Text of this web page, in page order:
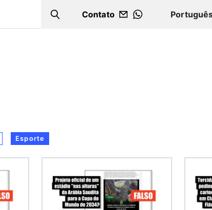
Search
Contato
WHATSAPP
Esporte